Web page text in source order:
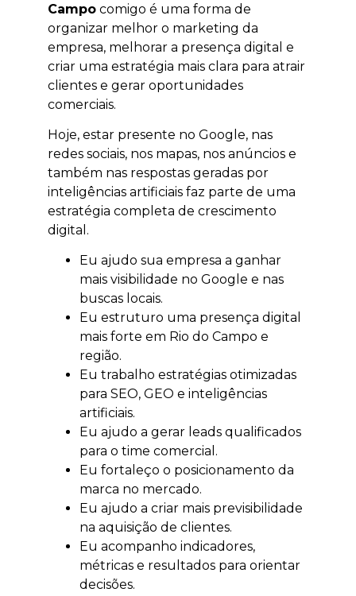
Campo comigo é uma forma de
organizar melhor o marketing da
empresa, melhorar a presença digital e
criar uma estratégia mais clara para atrair
clientes e gerar oportunidades
comerciais.
Hoje, estar presente no Google, nas
redes sociais, nos mapas, nos anúncios e
também nas respostas geradas por
inteligências artificiais faz parte de uma
estratégia completa de crescimento
digital.
Eu ajudo sua empresa a ganhar
mais visibilidade no Google e nas
buscas locais.
Eu estruturo uma presença digital
mais forte em Rio do Campo e
região.
Eu trabalho estratégias otimizadas
para SEO, GEO e inteligências
artificiais.
Eu ajudo a gerar leads qualificados
para o time comercial.
Eu fortaleço o posicionamento da
marca no mercado.
Eu ajudo a criar mais previsibilidade
na aquisição de clientes.
Eu acompanho indicadores,
métricas e resultados para orientar
decisões.